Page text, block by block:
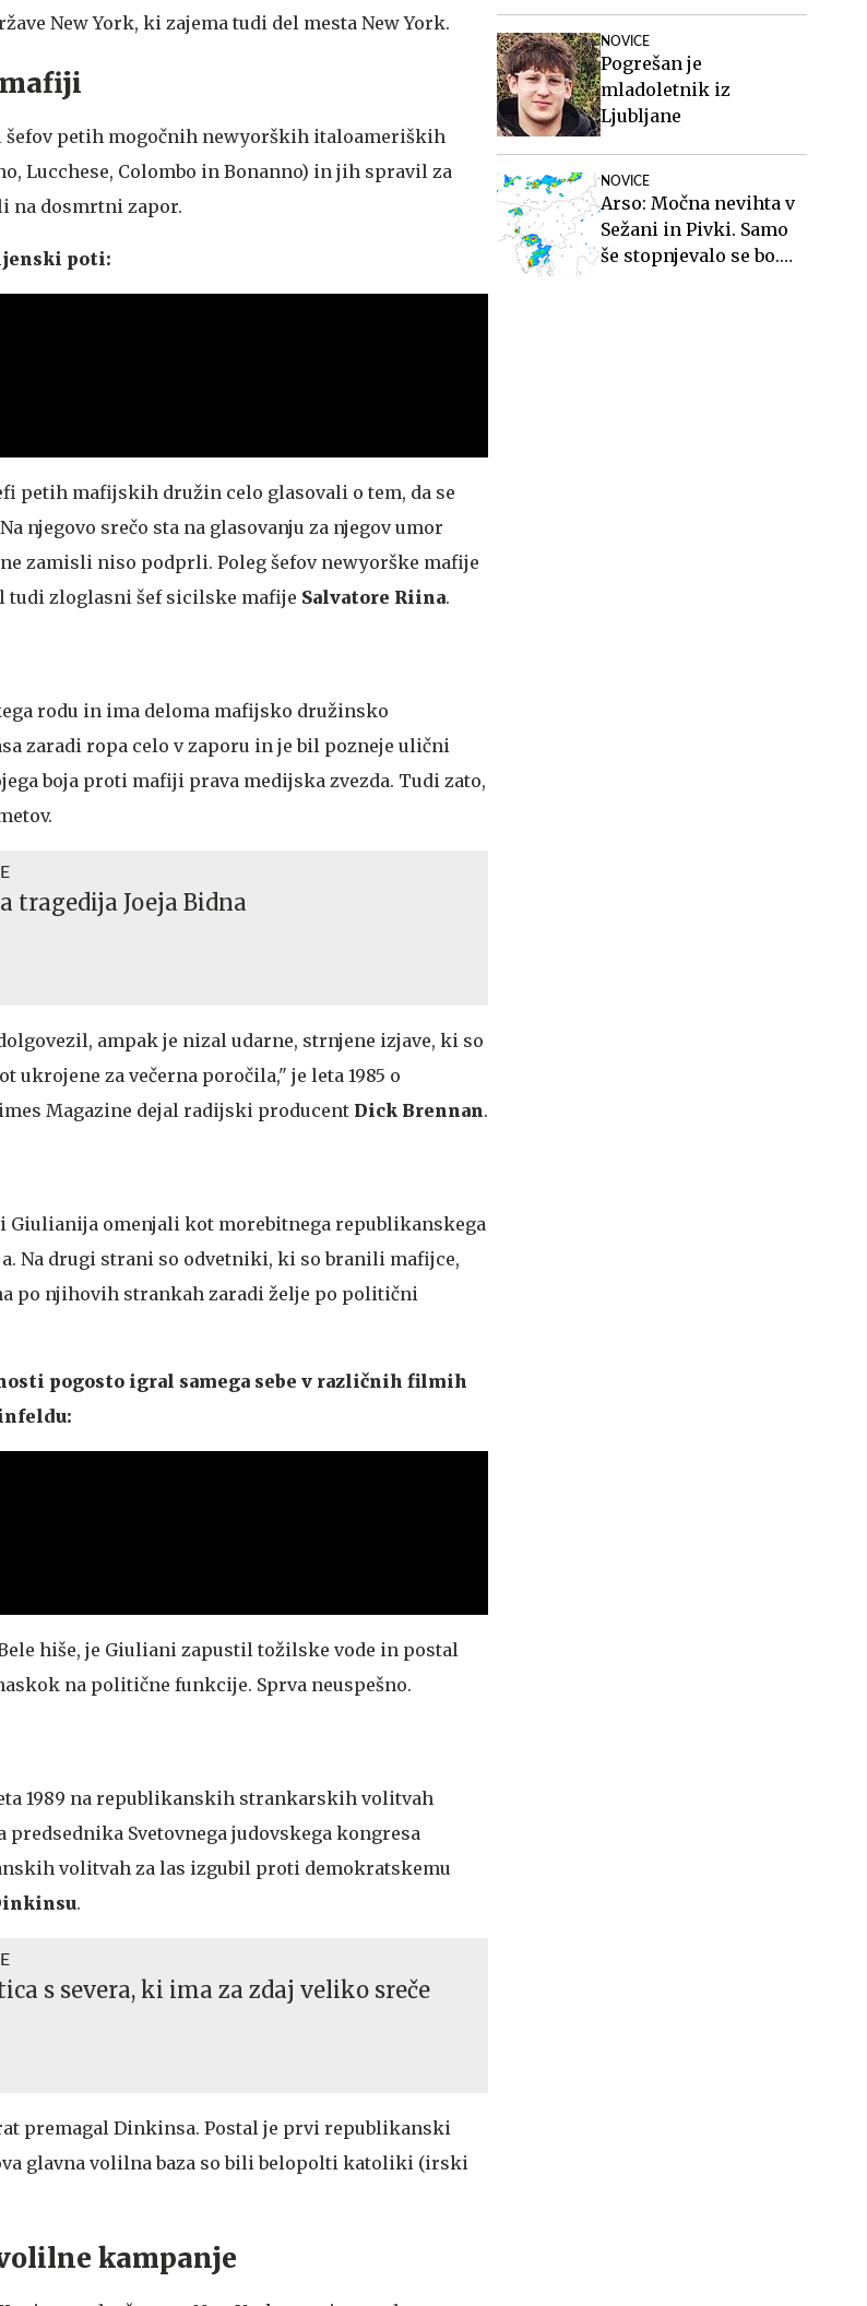
New York, ki zajema tudi del mesta New York.
petih mogočnih newyorških italoameriških
Lucchese, Colombo in Bonanno) in jih spravil za
na dosmrtni zapor.
poti:
petih mafijskih družin celo glasovali o tem, da se
njegovo srečo sta na glasovanju za njegov umor
zamisli niso podprli. Poleg šefov newyorške mafije
tudi zloglasni šef sicilske mafije Salvatore Riina.
rodu in ima deloma mafijsko družinsko
zaradi ropa celo v zaporu in je bil pozneje ulični
boja proti mafiji prava medijska zvezda. Tudi zato,
tragedija Joeja Bidna
ampak je nizal udarne, strnjene izjave, ki so
ukrojene za večerna poročila," je leta 1985 o
Magazine dejal radijski producent Dick Brennan.
omenjali kot morebitnega republikanskega
Na drugi strani so odvetniki, ki so branili mafijce,
po njihovih strankah zaradi želje po politični
pogosto igral samega sebe v različnih filmih
hiše, je Giuliani zapustil tožilske vode in postal
na politične funkcije. Sprva neuspešno.
1989 na republikanskih strankarskih volitvah
Svetovnega judovskega kongresa
volitvah za las izgubil proti demokratskemu
.
s severa, ki ima za zdaj veliko sreče
premagal Dinkinsa. Postal je prvi republikanski
glavna volilna baza so bili belopolti katoliki (irski
kampanje
NOVICE
Pogrešan je
mladoletnik iz
Ljubljane
NOVICE
Arso: Močna nevihta v
Sežani in Pivki. Samo
še stopnjevalo se bo.